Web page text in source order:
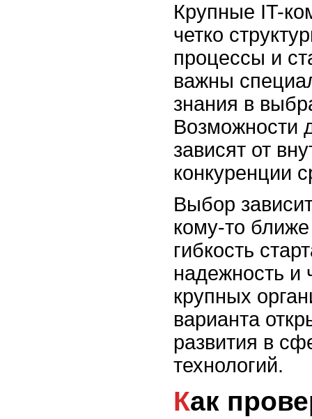
Крупные IT-
четко
процессы и
важны
знания в
Возможности
зависят от
конкуренции
Выбор
кому-то
гибкость
надежность и
крупных
варианта
развития в
технологий.
Как проверить свою